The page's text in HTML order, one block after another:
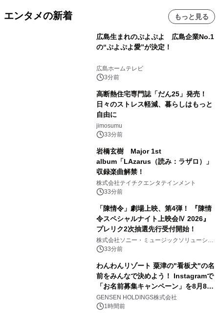
エンタメの新着 もっと見る
広島生まれのぷよぷよ 広島企業No.1
の“ぷよぷよ愛”が決定！
広島ホームテレビ
3分前
高断熱住宅専門誌「だん25」発売！
日々のストレス軽減、暮らしはもっと
自由に
jimosumu
33分前
岩橋玄樹 Major 1st
album「LAzarus（読み：ラザロ）」
収録楽曲解禁！
株式会社テイチクエンタテインメント
33分前
「陳情令」劇場上映、第4弾！ 『陳情
令スペシャルナイト上映会Ⅳ 2026』
プレリク2次抽選先行受付開始！
株式会社ソニー・ミュージックソリューショ
ンズ33分前
わんわんリゾート 粟津の"看板犬"の名
前をみんなで決めよう！ Instagramで
「お名前募集キャンペーン」を8月8日
(土)より開催
GENSEN HOLDINGS株式会社
1時間前